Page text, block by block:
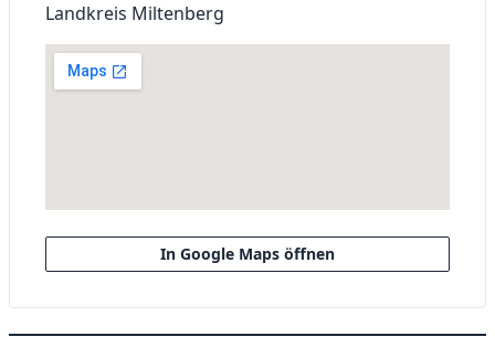
Landkreis Miltenberg
In Google Maps öffnen